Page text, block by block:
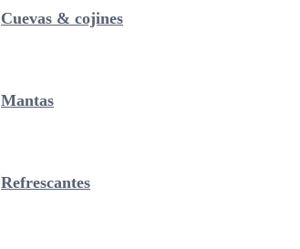
Cuevas & cojines
Mantas
Refrescantes